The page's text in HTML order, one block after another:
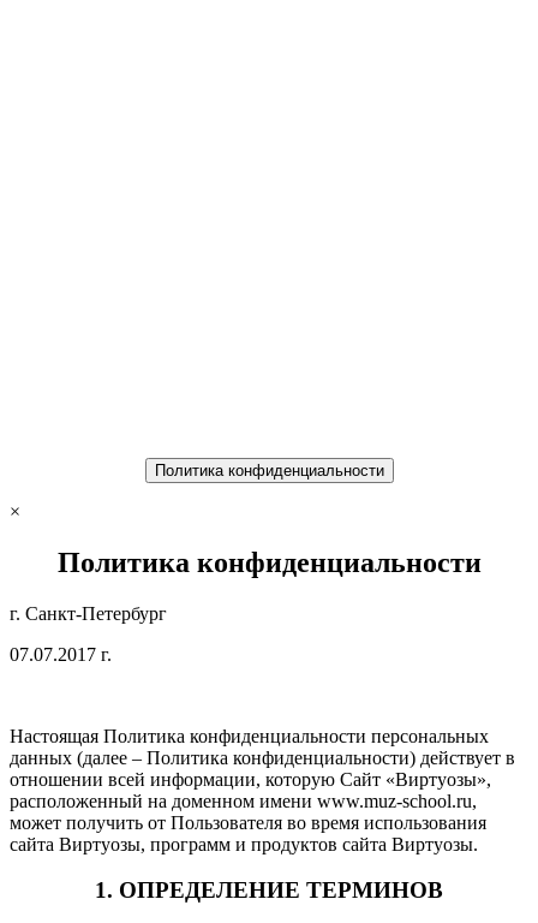
Политика конфиденциальности
×
Политика конфиденциальности
г. Санкт-Петербург
07.07.2017 г.
Настоящая Политика конфиденциальности персональных
данных (далее – Политика конфиденциальности) действует в
отношении всей информации, которую Сайт «Виртуозы»,
расположенный на доменном имени www.muz-school.ru,
может получить от Пользователя во время использования
сайта Виртуозы, программ и продуктов сайта Виртуозы.
1. ОПРЕДЕЛЕНИЕ ТЕРМИНОВ